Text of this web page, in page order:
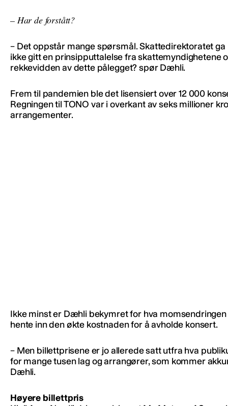
– Har de forstått?
– Det oppstår mange spørsmål. Skattedirektoratet
ikke gitt en prinsipputtalelse fra skattemyndighetene
rekkevidden av dette pålegget? spør Dæhli.
Frem til pandemien ble det lisensiert over 12 000
Regningen til TONO var i overkant av seks millioner
arrangementer.
Ikke minst er Dæhli bekymret for hva
hente inn den økte kostnaden for å avholde konsert.
– Men billettprisene er jo allerede satt utfra hva
for mange tusen lag og arrangører, som kommer
Dæhli.
Høyere billettpris